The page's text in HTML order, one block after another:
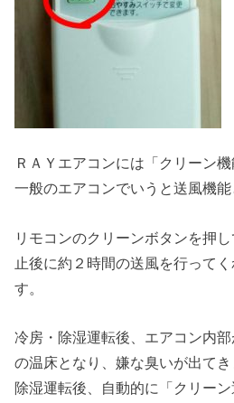
ＲＡＹエアコンには「クリーン機
一般のエアコンでいうと送風機能
リモコンのクリーンボタンを押
止後に約２時間の送風を行って
す。
冷房・除湿運転後、エアコン内
の温床となり、嫌な臭いが出て
除湿運転後、自動的に「クリー